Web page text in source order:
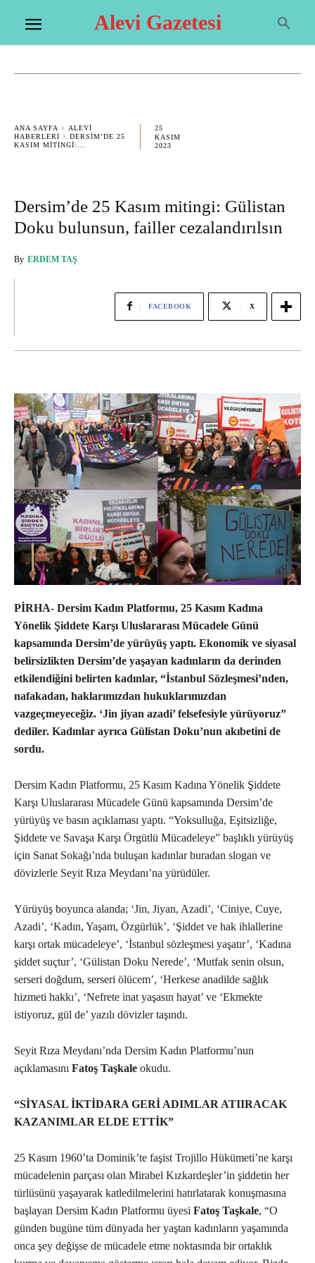
Alevi Gazetesi
ANA SAYFA
ALEVI
HABERLERI
DERSIM’DE 25
KASIM MITINGI:...
25
KASIM
2023
Dersim’de 25 Kasım mitingi: Gülistan
Doku bulunsun, failler cezalandırılsın
By ERDEM TAŞ
FACEBOOK X
PİRHA- Dersim Kadın Platformu, 25 Kasım Kadına
Yönelik Şiddete Karşı Uluslararası Mücadele Günü
kapsamında Dersim’de yürüyüş yaptı. Ekonomik ve siyasal
belirsizlikten Dersim’de yaşayan kadınların da derinden
etkilendiğini belirten kadınlar, “İstanbul Sözleşmesi’nden,
nafakadan, haklarımızdan hukuklarımızdan
vazgeçmeyeceğiz. ‘Jin jiyan azadi’ felsefesiyle yürüyoruz”
dediler. Kadınlar ayrıca Gülistan Doku’nun akıbetini de
sordu.
Dersim Kadın Platformu, 25 Kasım Kadına Yönelik Şiddete
Karşı Uluslararası Mücadele Günü kapsamında Dersim’de
yürüyüş ve basın açıklaması yaptı. “Yoksulluğa, Eşitsizliğe,
Şiddete ve Savaşa Karşı Örgütlü Mücadeleye” başlıklı yürüyüş
için Sanat Sokağı’nda buluşan kadınlar buradan slogan ve
dövizlerle Seyit Rıza Meydanı’na yürüdüler.
Yürüyüş boyunca alanda; ‘Jin, Jiyan, Azadi’, ‘Ciniye, Cuye,
Azadi’, ‘Kadın, Yaşam, Özgürlük’, ‘Şiddet ve hak ihlallerine
karşı ortak mücadeleye’, ‘İstanbul sözleşmesi yaşatır’, ‘Kadına
şiddet suçtur’, ‘Gülistan Doku Nerede’, ‘Mutfak senin olsun,
serseri doğdum, serseri ölücem’, ‘Herkese anadilde sağlık
hizmeti hakkı’, ‘Nefrete inat yaşasın hayat’ ve ‘Ekmekte
istiyoruz, gül de’ yazılı dövizler taşındı.
Seyit Rıza Meydanı’nda Dersim Kadın Platformu’nun
açıklamasını Fatoş Taşkale okudu.
“SİYASAL İKTİDARA GERİ ADIMLAR ATIIRACAK
KAZANIMLAR ELDE ETTİK”
25 Kasım 1960’ta Dominik’te faşist Trojillo Hükümeti’ne karşı
mücadelenin parçası olan Mirabel Kızkardeşler’in şiddetin her
türlüsünü yaşayarak katledilmelerini hatırlatarak konuşmasına
başlayan Dersim Kadın Platformu üyesi Fatoş Taşkale, “O
günden bugüne tüm dünyada her yaştan kadınların yaşamında
onca şey değişse de mücadele etme noktasında bir ortaklık